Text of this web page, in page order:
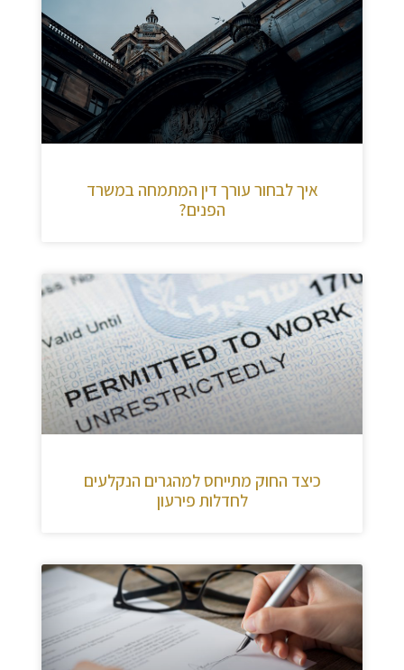
איך לבחור עורך דין המתמחה במשרד
הפנים?
כיצד החוק מתייחס למהגרים הנקלעים
לחדלות פירעון